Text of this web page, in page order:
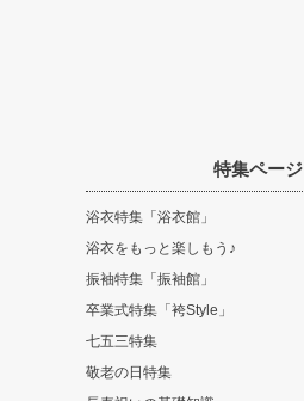
特集ページ
浴衣特集「浴衣館」
浴衣をもっと楽しもう♪
振袖特集「振袖館」
卒業式特集「袴Style」
七五三特集
敬老の日特集